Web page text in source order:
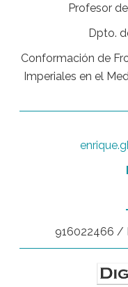
Profesor
Dpto.
Conformación de
Imperiales en el
916022466 /